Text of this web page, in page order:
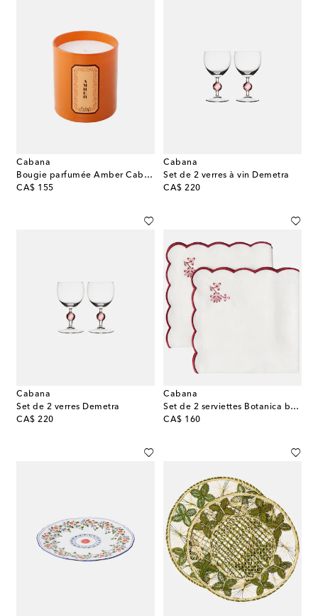
Cabana
Bougie parfumée Amber Cabana
CA$ 155
original price
Cabana
Set de 2 verres à vin Demetra
CA$ 220
original price
Cabana
Set de 2 verres Demetra
CA$ 220
original price
Cabana
Set de 2 serviettes Botanica brodées en lin
CA$ 160
original price